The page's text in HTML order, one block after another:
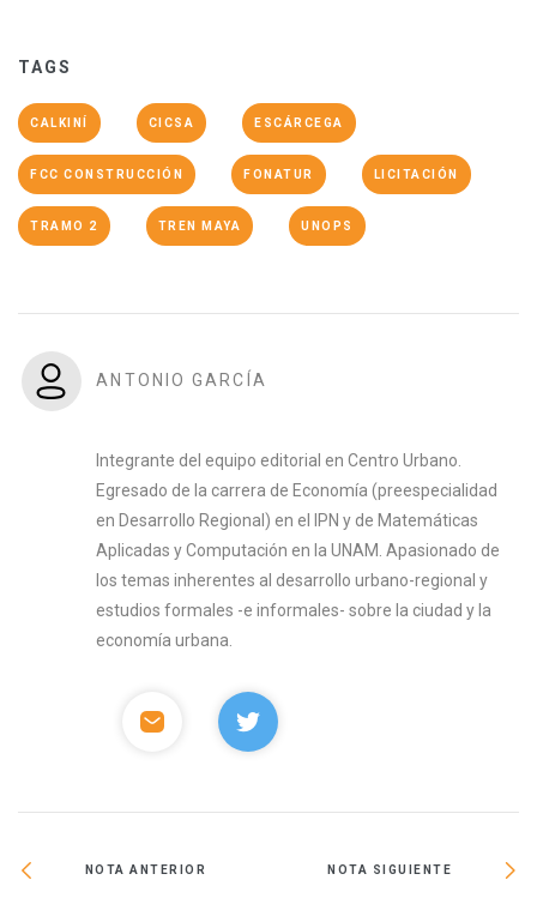
TAGS
CALKINÍ CICSA ESCÁRCEGA
FCC CONSTRUCCIÓN FONATUR LICITACIÓN
TRAMO 2 TREN MAYA UNOPS
ANTONIO GARCÍA
Integrante del equipo editorial en Centro Urbano.
Egresado de la carrera de Economía (preespecialidad
en Desarrollo Regional) en el IPN y de Matemáticas
Aplicadas y Computación en la UNAM. Apasionado de
los temas inherentes al desarrollo urbano-regional y
estudios formales -e informales- sobre la ciudad y la
economía urbana.
NOTA ANTERIOR NOTA SIGUIENTE